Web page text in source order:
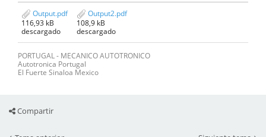
Output.pdf
116,93 kB
descargado
Output2.pdf
108,9 kB
descargado
PORTUGAL - MECANICO AUTOTRONICO
Autotronica Portugal
El Fuerte Sinaloa Mexico
Compartir